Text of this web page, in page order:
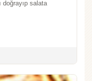
doğrayıp salata